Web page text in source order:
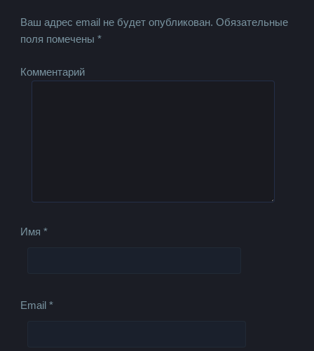
Ваш адрес email не будет опубликован. Обязательные
поля помечены*
Комментарий
Имя*
Email*